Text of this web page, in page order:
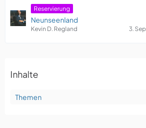
Reservierung
Neunseenland
Kevin D. Regland
3.
Inhalte
Themen